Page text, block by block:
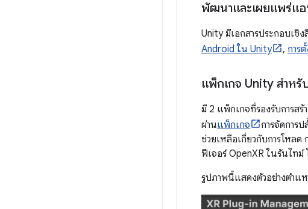
พัฒนาและเผยแพร่แ
Unity มีเอกสารประกอบเชิ
Android ใน Unity
, การ
แพ็กเกจ Unity สำห
มี 2 แพ็กเกจที่รองรับการส
ผ่านแพ็กเกจ
การจัดการ
ช่วยเหลือเกี่ยวกับการโหลด
ฟีเจอร์ OpenXR ในรันไท
รูปภาพนี้แสดงตัวอย่างตำแ